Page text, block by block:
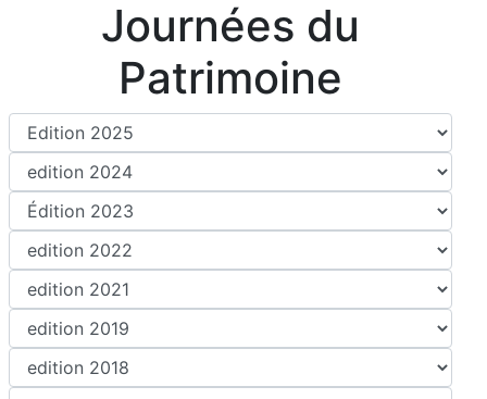
Journées du
Patrimoine